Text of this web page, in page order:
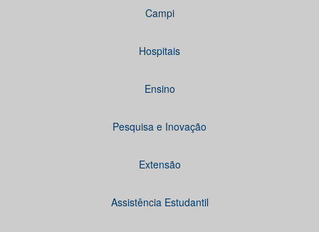
Campi
Hospitais
Ensino
Pesquisa e Inovação
Extensão
Assistência Estudantil